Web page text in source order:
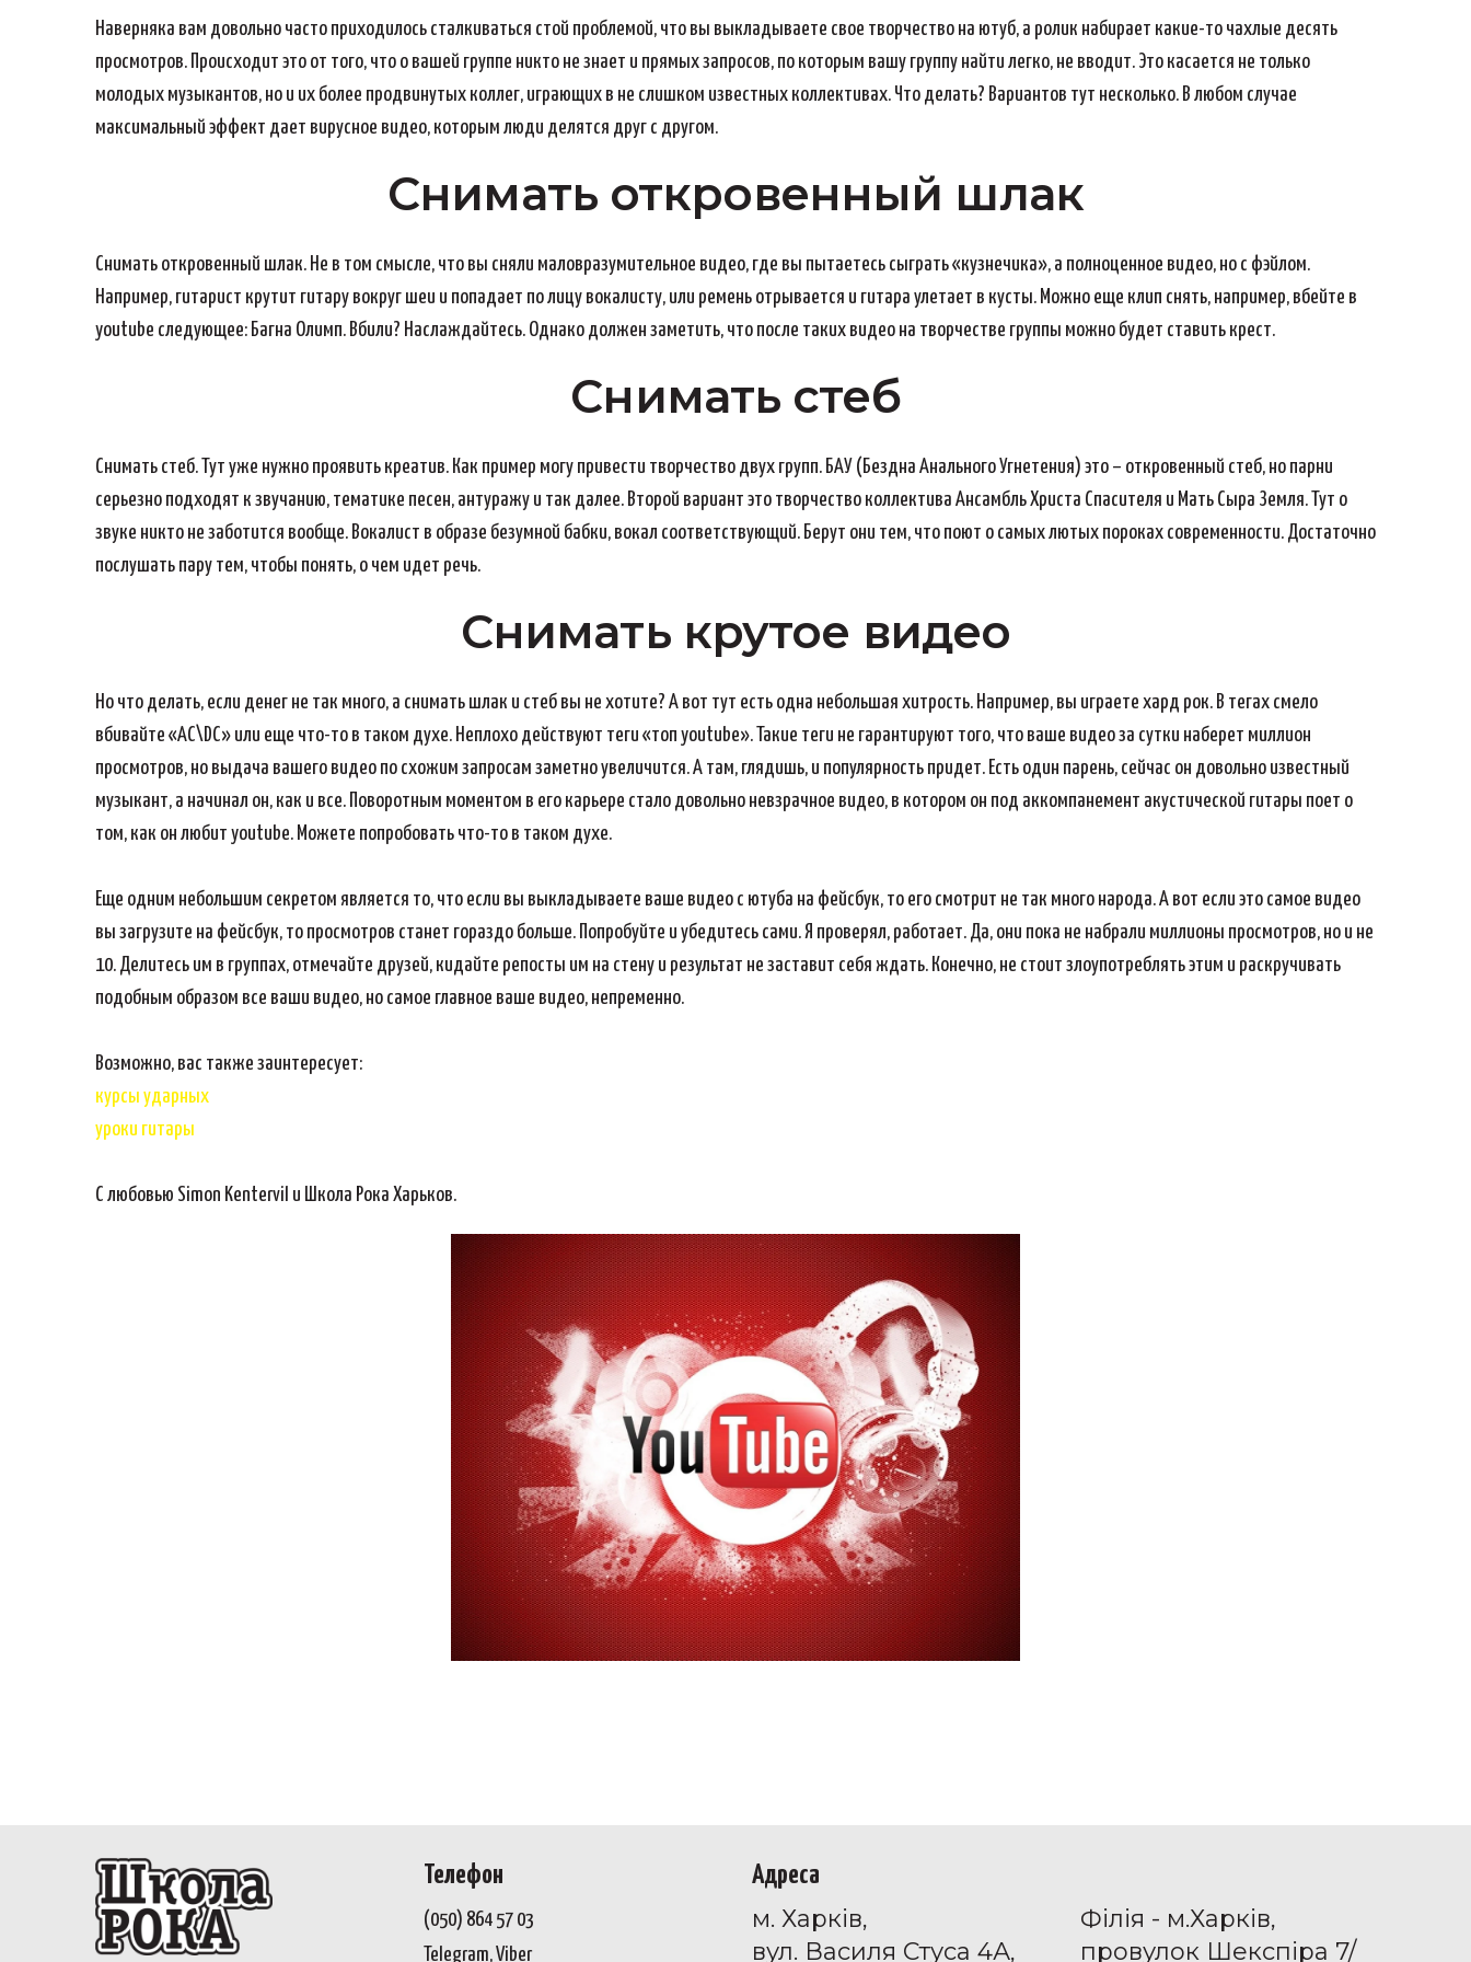
Наверняка вам довольно часто приходилось сталкиваться стой проблемой, что вы выкладываете свое творчество на ютуб, а ролик набирает какие-то чахлые десять
просмотров. Происходит это от того, что о вашей группе никто не знает и прямых запросов, по которым вашу группу найти легко, не вводит. Это касается не только
молодых музыкантов, но и их более продвинутых коллег, играющих в не слишком известных коллективах. Что делать? Вариантов тут несколько. В любом случае
максимальный эффект дает вирусное видео, которым люди делятся друг с другом.
Снимать откровенный шлак
Снимать откровенный шлак. Не в том смысле, что вы сняли маловразумительное видео, где вы пытаетесь сыграть «кузнечика», а полноценное видео, но с фэйлом.
Например, гитарист крутит гитару вокруг шеи и попадает по лицу вокалисту, или ремень отрывается и гитара улетает в кусты. Можно еще клип снять, например, вбейте в
youtube следующее: Багна Олимп. Вбили? Наслаждайтесь. Однако должен заметить, что после таких видео на творчестве группы можно будет ставить крест.
Снимать стеб
Снимать стеб. Тут уже нужно проявить креатив. Как пример могу привести творчество двух групп. БАУ (Бездна Анального Угнетения) это – откровенный стеб, но парни
серьезно подходят к звучанию, тематике песен, антуражу и так далее. Второй вариант это творчество коллектива Ансамбль Христа Спасителя и Мать Сыра Земля. Тут о
звуке никто не заботится вообще. Вокалист в образе безумной бабки, вокал соответствующий. Берут они тем, что поют о самых лютых пороках современности. Достаточно
послушать пару тем, чтобы понять, о чем идет речь.
Снимать крутое видео
Но что делать, если денег не так много, а снимать шлак и стеб вы не хотите? А вот тут есть одна небольшая хитрость. Например, вы играете хард рок. В тегах смело
вбивайте «AC\DC» или еще что-то в таком духе. Неплохо действуют теги «топ youtube». Такие теги не гарантируют того, что ваше видео за сутки наберет миллион
просмотров, но выдача вашего видео по схожим запросам заметно увеличится. А там, глядишь, и популярность придет. Есть один парень, сейчас он довольно известный
музыкант, а начинал он, как и все. Поворотным моментом в его карьере стало довольно невзрачное видео, в котором он под аккомпанемент акустической гитары поет о
том, как он любит youtube. Можете попробовать что-то в таком духе.
Еще одним небольшим секретом является то, что если вы выкладываете ваше видео с ютуба на фейсбук, то его смотрит не так много народа. А вот если это самое видео
вы загрузите на фейсбук, то просмотров станет гораздо больше. Попробуйте и убедитесь сами. Я проверял, работает. Да, они пока не набрали миллионы просмотров, но и не
10. Делитесь им в группах, отмечайте друзей, кидайте репосты им на стену и результат не заставит себя ждать. Конечно, не стоит злоупотреблять этим и раскручивать
подобным образом все ваши видео, но самое главное ваше видео, непременно.
Возможно, вас также заинтересует:
курсы ударных
уроки гитары
С любовью Simon Kentervil и Школа Рока Харьков.
Телефон
(050) 864 57 03
Telegram, Viber
Адреса
м. Харків,
вул. Василя Стуса 4А,
Філія - м.Харків,
провулок Шекспіра 7/